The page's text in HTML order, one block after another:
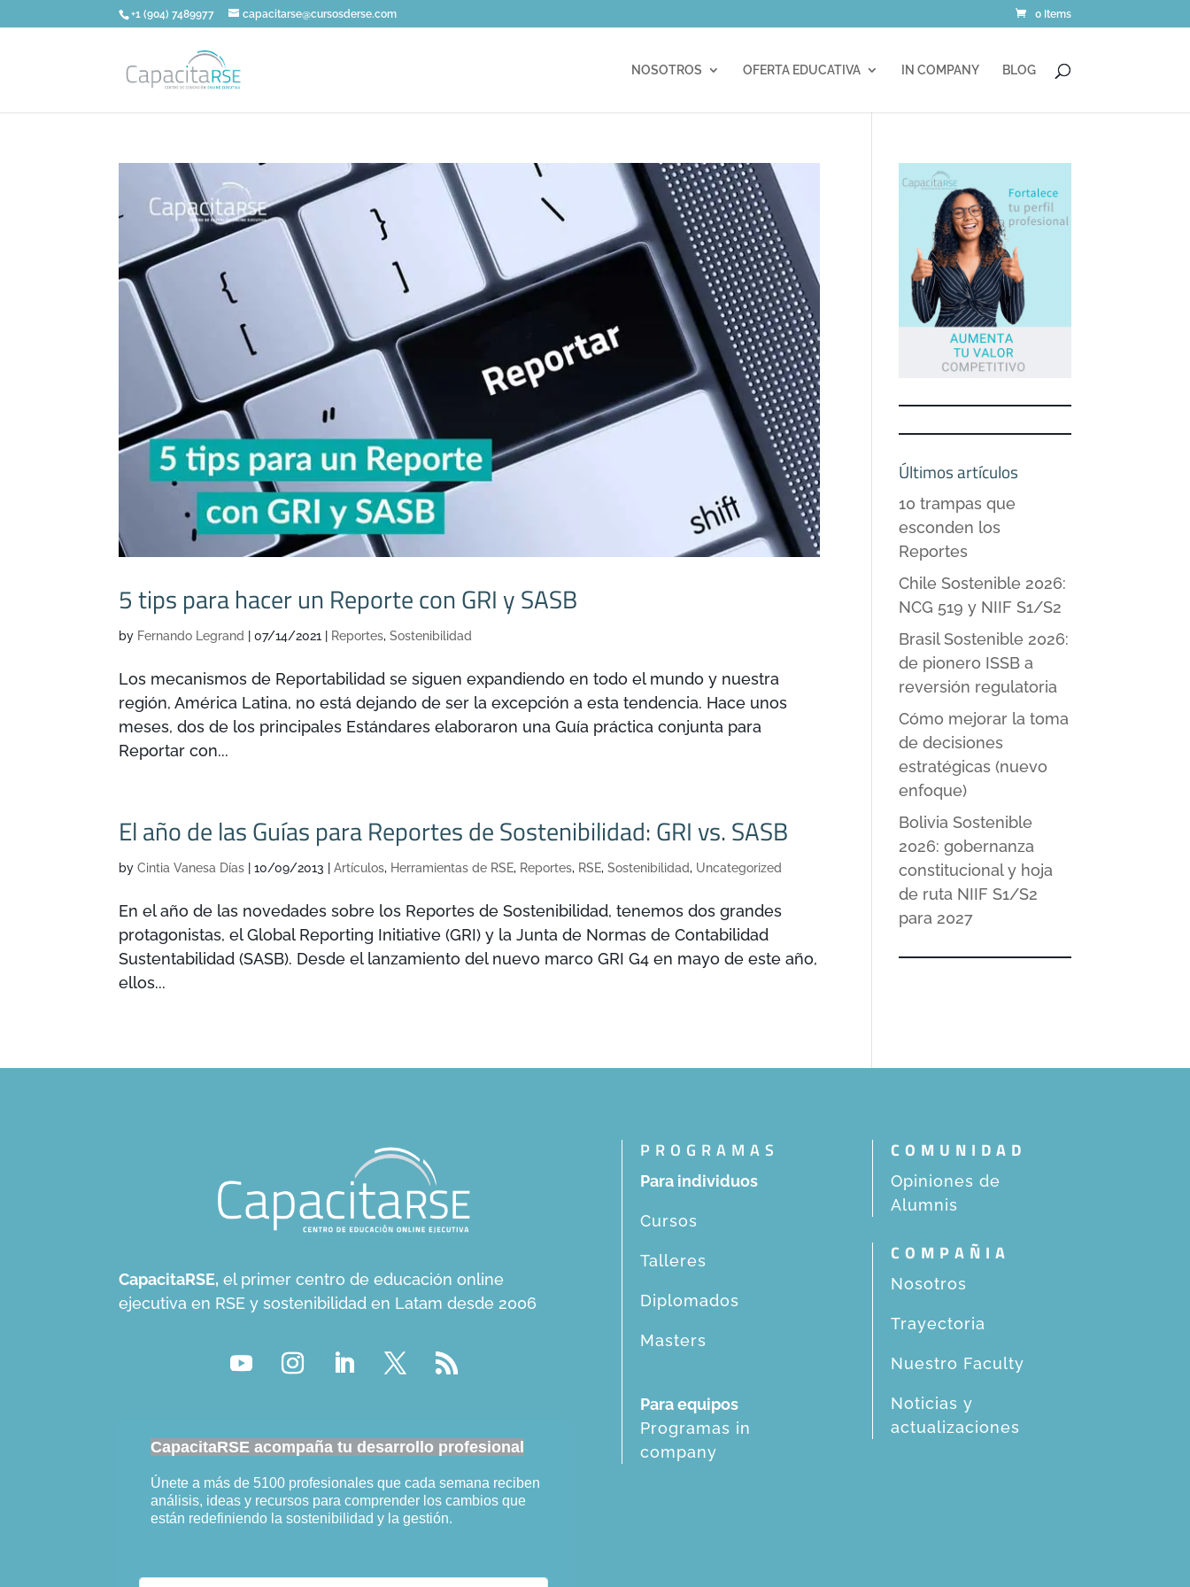
+1 (904) 7489977 capacitarse@cursosderse.com 0 Items
NOSOTROS OFERTA EDUCATIVA IN COMPANY BLOG
5 tips para hacer un Reporte con GRI y SASB
by Fernando Legrand |07/14/2021 Reportes,Sostenibilidad
Los mecanismos de Reportabilidad se siguen expandiendo en todo el mundo y nuestra
región, América Latina, no está dejando de ser la excepción a esta tendencia. Hace unos
meses, dos de los principales Estándares elaboraron una Guía práctica conjunta para
Reportar con...
El año de las Guías para Reportes de Sostenibilidad: GRI vs. SASB
byCintia Vanesa Días |10/09/2013 |Artículos, Herramientas de RSE, Reportes, RSE,Sostenibilidad, Uncategorized
En el año de las novedades sobre los Reportes de Sostenibilidad, tenemos dos grandes
protagonistas, el Global Reporting Initiative (GRI) y la Junta de Normas de Contabilidad
Sustentabilidad (SASB). Desde el lanzamiento del nuevo marco GRI G4 en mayo de este año,
ellos...
Últimos artículos
10 trampas que
esconden los
Reportes
Chile Sostenible 2026:
NCG 519 y NIIF S1/S2
Brasil Sostenible 2026:
de pionero ISSB a
reversión regulatoria
Cómo mejorar la toma
de decisiones
estratégicas (nuevo
enfoque)
Bolivia Sostenible
2026: gobernanza
constitucional y hoja
de ruta NIIF S1/S2
para 2027
CapacitaRSE, el primer centro de educación online
ejecutiva en RSE y sostenibilidad en Latam desde 2006
CapacitaRSE acompaña tu desarrollo profesional
Únete a más de 5100 profesionales que cada semana reciben
análisis, ideas y recursos para comprender los cambios que
están redefiniendo la sostenibilidad y la gestión.
PROGRAMAS
Para individuos
Cursos
Talleres
Diplomados
Masters
Para equipos
Programas in
company
COMUNIDAD
Opiniones de
Alumnis
COMPAÑIA
Nosotros
Trayectoria
Nuestro Faculty
Noticias y
actualizaciones